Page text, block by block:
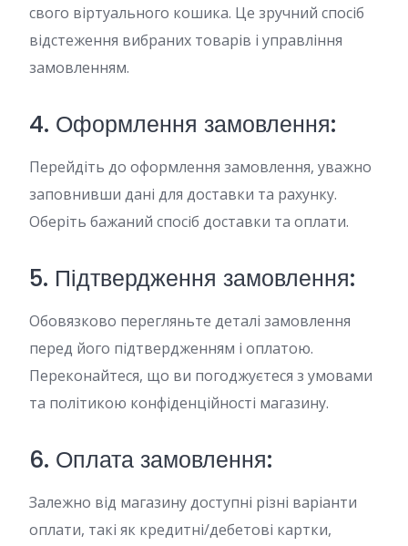
свого віртуального кошика. Це зручний спосіб
відстеження вибраних товарів і управління
замовленням.
4. Оформлення замовлення:
Перейдіть до оформлення замовлення, уважно
заповнивши дані для доставки та рахунку.
Оберіть бажаний спосіб доставки та оплати.
5. Підтвердження замовлення:
Обовязково перегляньте деталі замовлення
перед його підтвердженням і оплатою.
Переконайтеся, що ви погоджуєтеся з умовами
та політикою конфіденційності магазину.
6. Оплата замовлення:
Залежно від магазину доступні різні варіанти
оплати, такі як кредитні/дебетові картки,